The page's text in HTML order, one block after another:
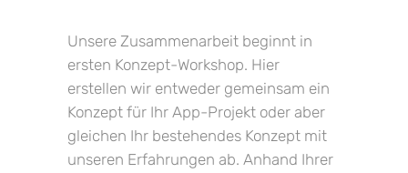
Unsere Zusammenarbeit beginnt in
ersten Konzept-Workshop. Hier
erstellen wir entweder gemeinsam ein
Konzept für Ihr App-Projekt oder aber
gleichen Ihr bestehendes Konzept mit
unseren Erfahrungen ab. Anhand Ihrer